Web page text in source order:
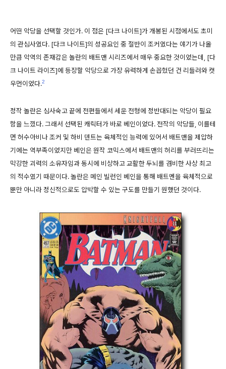
어떤 악당을 선택할 것인가. 이 점은 [다크 나이트]가 개봉된 시점에서도 초미
의 관심사였다. [다크 나이트]의 성공요인 중 절반이 조커였다는 얘기가 나올
만큼 악역의 존재감은 놀란의 배트맨 시리즈에서 매우 중요한 것이었는데, [다
크 나이트 라이즈]에 등장할 악당으로 가장 유력하게 손꼽혔던 건 리들러와 캣
우먼이었다.2
정작 놀란은 심사숙고 끝에 전편들에서 세운 전형에 정반대되는 악당이 필요
함을 느꼈다. 그래서 선택된 캐릭터가 바로 베인이었다. 전작의 악당들, 이를테
면 허수아비나 조커 및 하비 덴트는 육체적인 능력에 있어서 배트맨을 제압하
기에는 역부족이었지만 베인은 원작 코믹스에서 배트맨의 허리를 부러뜨리는
막강한 괴력의 소유자임과 동시에 비상하고 교활한 두뇌를 겸비한 사상 최고
의 적수였기 때문이다. 놀란은 메인 빌런인 베인을 통해 배트멘을 육체적으로
뿐만 아니라 정신적으로도 압박할 수 있는 구도를 만들기 원했던 것이다.